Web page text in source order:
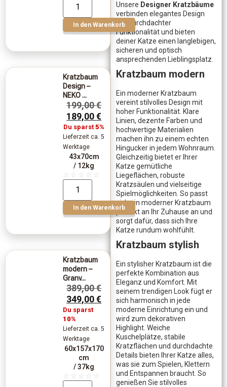
Unsere Designer Kratzbäume
verbinden elegantes Design
mit durchdachter
Funktionalität und bieten
deiner Katze einen langlebigen,
sicheren und optisch
ansprechenden Lieblingsplatz.
Kratzbaum modern
Ein moderner Kratzbaum
vereint stilvolles Design mit
hoher Funktionalität. Klare
Linien, dezente Farben und
hochwertige Materialien
machen ihn zu einem echten
Hingucker in jedem Wohnraum.
Gleichzeitig bietet er Ihrer
Katze gemütliche
Liegeflächen, robuste
Kratzsäulen und vielseitige
Spielmöglichkeiten. So passt
sich ein moderner Kratzbaum
perfekt an Ihr Zuhause an und
sorgt dafür, dass sich Ihre
Katze rundum wohlfühlt.
Kratzbaum stylish
Ein stylisher Kratzbaum ist die
perfekte Kombination aus
Eleganz und Komfort. Mit
seinem trendigen Look fügt er
sich harmonisch in jede
moderne Einrichtung ein und
wird zum dekorativen
Highlight. Weiche
Kuschelplätze, stabile
Kratzflächen und durchdachte
Details bieten Ihrer Katze alles,
was sie zum Spielen, Klettern
und Entspannen braucht. So
genießen Sie stilvolles
In den Warenkorb
Kratzbaum
Design –
NEKO ...
199,00€
189,00€
Du sparst5%
Lieferzeit ca. 5
Werktage
43x70cm
/ 12kg
☆ ☆ ☆ ☆ ☆
In den Warenkorb
Kratzbaum
modern –
Granv...
389,00€
349,00€
Du sparst
10%
Lieferzeit ca. 5
Werktage
60x157x170
cm
/ 37kg
☆ ☆ ☆ ☆ ☆